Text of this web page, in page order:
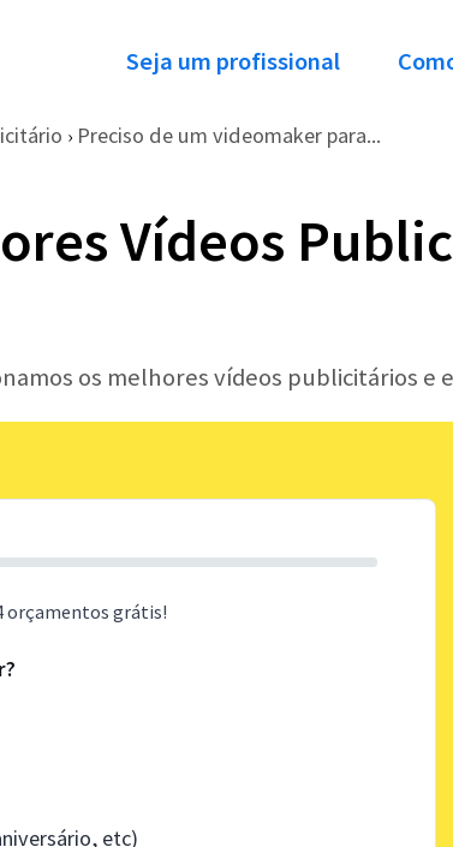
Seja um profissional
› Preciso de um videomaker para...
Vídeos
os melhores vídeos publicitários e
orçamentos grátis!
etc)